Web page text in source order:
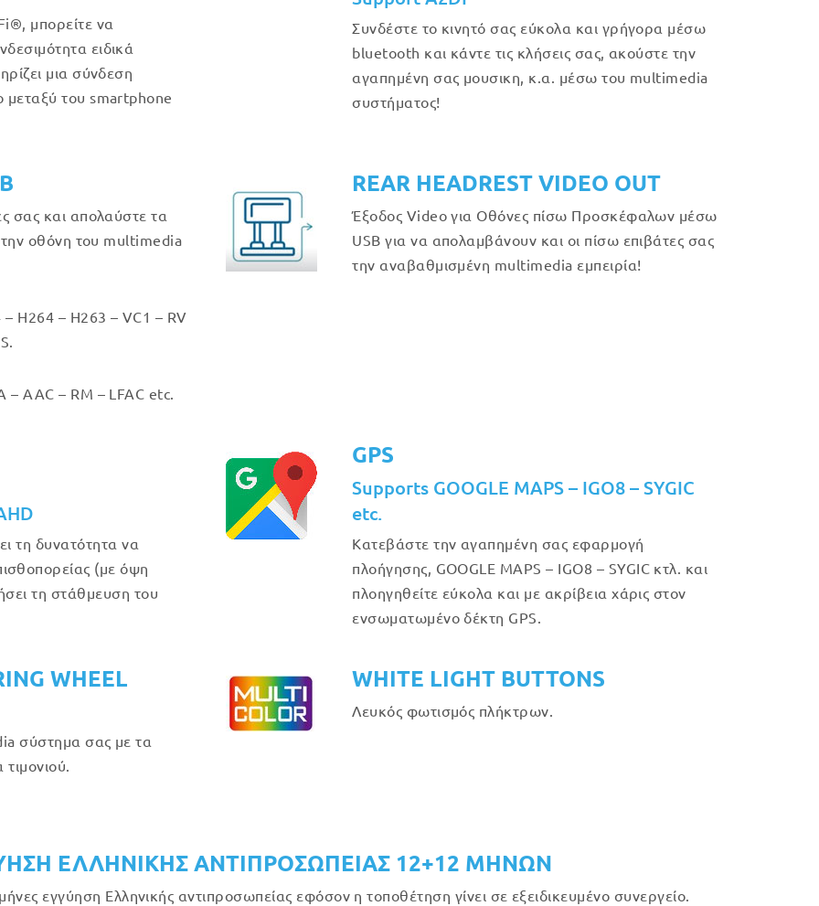
μπορείτε να
ειδικά
μια σύνδεση
του smartphone
Συνδέστε το κινητό σας εύκολα και γρήγορα μέσω
bluetooth και κάντε τις κλήσεις σας, ακούστε την
αγαπημένη σας μουσικη, κ.α. μέσω του multimedia
συστήματος!
σας και απολαύστε τα
οθόνη του multimedia
H264 – H263 – VC1 – RV
AAC – RM – LFAC etc.
REAR HEADREST VIDEO OUT
Έξοδος Video για Οθόνες πίσω Προσκέφαλων μέσω
USB για να απολαμβάνουν και οι πίσω επιβάτες σας
την αναβαθμισμένη multimedia εμπειρία!
τη δυνατότητα να
(με όψη
τη στάθμευση του
GPS
Supports GOOGLE MAPS – IGO8 – SYGIC
etc.
Κατεβάστε την αγαπημένη σας εφαρμογή
πλοήγησης, GOOGLE MAPS – IGO8 – SYGIC κτλ. και
πλοηγηθείτε εύκολα και με ακρίβεια χάρις στον
ενσωματωμένο δέκτη GPS.
WHEEL
σύστημα σας με τα
WHITE LIGHT BUTTONS
Λευκός φωτισμός πλήκτρων.
ΕΛΛΗΝΙΚΗΣ ΑΝΤΙΠΡΟΣΩΠΕΙΑΣ 12+12 ΜΗΝΩΝ
εγγύηση Ελληνικής αντιπροσωπείας εφόσον η τοποθέτηση γίνει σε εξειδικευμένο συνεργείο.